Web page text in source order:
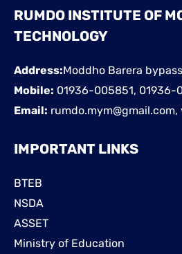
RUMDO INSTITUTE OF
TECHNOLOGY
Address:Moddho Barera
Mobile: 01936-005851, 01936-
Email:
IMPORTANT LINKS
BTEB
NSDA
ASSET
Ministry of Education